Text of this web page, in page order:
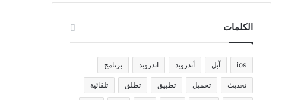
الكلمات
ios آبل أندرويد اندرويد برنامج
تحديث تحميل تطبيق تطلق تلقائية